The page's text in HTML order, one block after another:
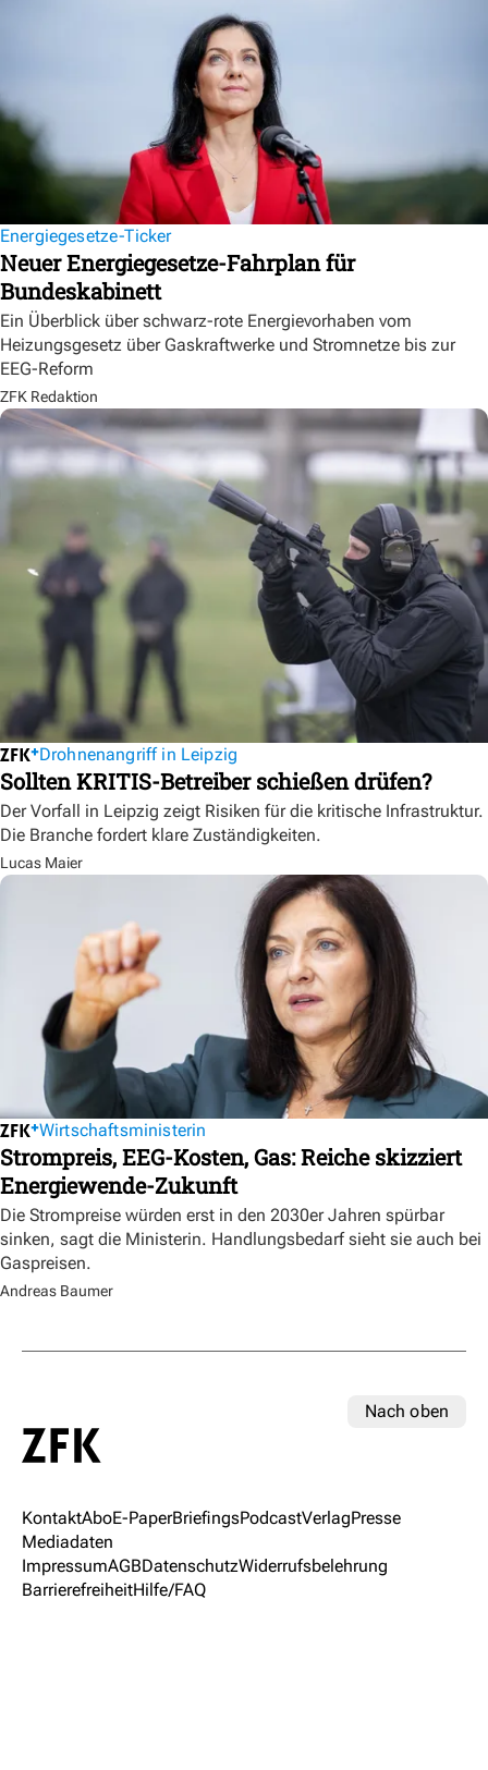
Energiegesetze-Ticker
Neuer Energiegesetze-Fahrplan für
Bundeskabinett
Ein Überblick über schwarz-rote Energievorhaben vom
Heizungsgesetz über Gaskraftwerke und Stromnetze bis zur
EEG-Reform
ZFK Redaktion
Drohnenangriff in Leipzig
Sollten KRITIS-Betreiber schießen drüfen?
Der Vorfall in Leipzig zeigt Risiken für die kritische Infrastruktur.
Die Branche fordert klare Zuständigkeiten.
Lucas Maier
Wirtschaftsministerin
Strompreis, EEG-Kosten, Gas: Reiche skizziert
Energiewende-Zukunft
Die Strompreise würden erst in den 2030er Jahren spürbar
sinken, sagt die Ministerin. Handlungsbedarf sieht sie auch bei
Gaspreisen.
Andreas Baumer
Nach oben
KontaktAboE-PaperBriefingsPodcastVerlagPresse
Mediadaten
ImpressumAGBDatenschutzWiderrufsbelehrung
BarrierefreiheitHilfe/FAQ